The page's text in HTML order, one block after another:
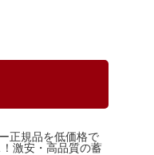
正規品を低価格で
激安・高品質の蓄